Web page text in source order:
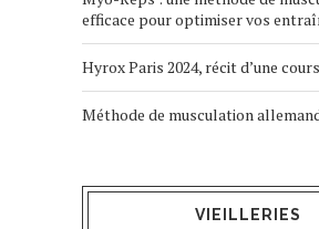
efficace pour optimiser vos
Hyrox Paris 2024, récit d’une
Méthode de musculation
VIEILLERIES